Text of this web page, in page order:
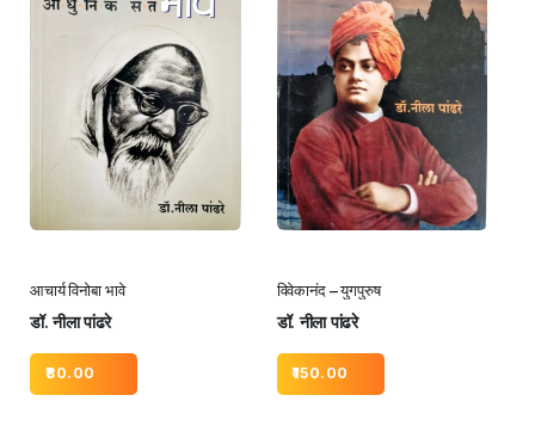
आचार्य विनोबा भावे
डॉ. नीला पांढरे
80.00
विवेकानंद – युगपुरुष
डॉ. नीला पांढरे
150.00